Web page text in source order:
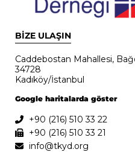
BİZE ULAŞIN
Caddebostan Mahallesi,
34728
Kadıköy/İstanbul
Google haritalarda göster
+90 (216) 510 33 22
+90 (216) 510 33 21
info@tkyd.org